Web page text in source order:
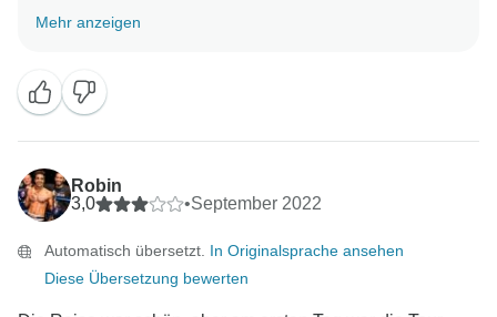
Mehr anzeigen
Robin
3,0
•September 2022
Automatisch übersetzt. In Originalsprache ansehen
Diese Übersetzung bewerten